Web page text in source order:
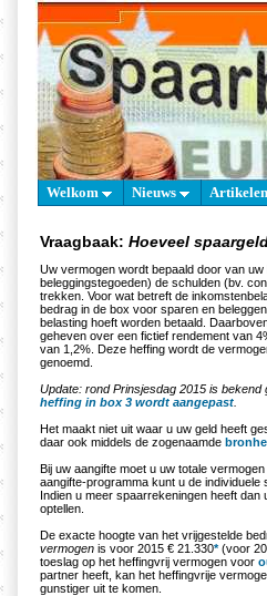
Welkom Nieuws Artikelen
Vraagbaak: Hoeveel
Uw vermogen wordt bepaald door van
beleggingstegoeden) de schulden (bv.
trekken. Voor wat betreft de
bedrag in de box voor sparen en
belasting hoeft worden betaald.
geheven over een fictief rendement van
van 1,2%. Deze heffing wordt de
genoemd.
Update: rond Prinsjesdag 2015 is bekend
heffing in box 3 wordt aangepast
Het maakt niet uit waar u uw geld heeft
daar ook middels de zogenaamde
Bij uw aangifte moet u uw totale
aangifte-programma kunt u de
Indien u meer spaarrekeningen heeft
optellen.
De exacte hoogte van het vrijgestelde
vermogen is voor 2015 € 21.330*(voor
toeslag op het heffingvrij vermogen voor
partner heeft, kan het heffingvrije
gunstiger uit te komen.